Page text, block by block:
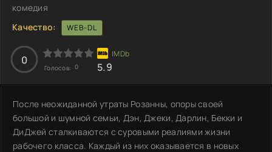
комедия
Качество:
WEB-DL
0
Голосов: 0 5.9
После неожиданной утраты Розанны, опоры своей
большой и шумной семьи, Дэн, Джеки, Дарлин, Бекки и
ДиДжей сталкиваются с суровыми реалиями жизни
рабочего класса. Каждый из них оказывается в новых